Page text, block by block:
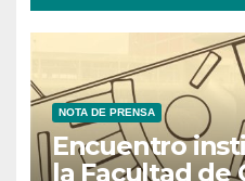
NOTA DE PRENSA
Encuentro
la Facultad de